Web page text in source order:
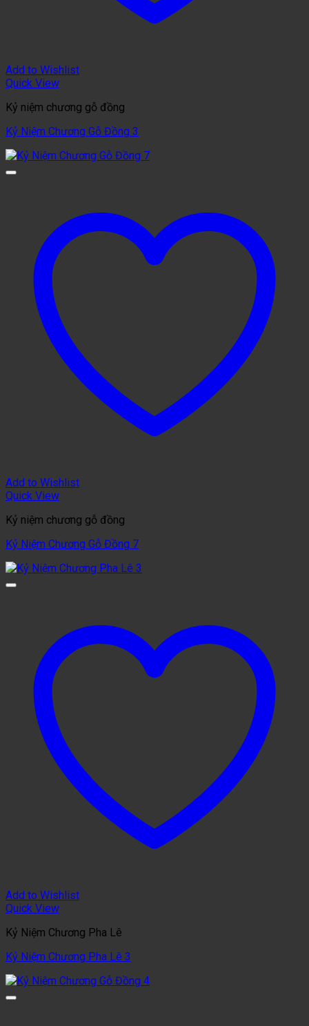
Add to Wishlist
Quick View
Kỷ niệm chương gỗ đồng
Kỷ Niệm Chương Gỗ Đồng 3
Add to Wishlist
Quick View
Kỷ niệm chương gỗ đồng
Kỷ Niệm Chương Gỗ Đồng 7
Add to Wishlist
Quick View
Kỷ Niệm Chương Pha Lê
Kỷ Niệm Chương Pha Lê 3